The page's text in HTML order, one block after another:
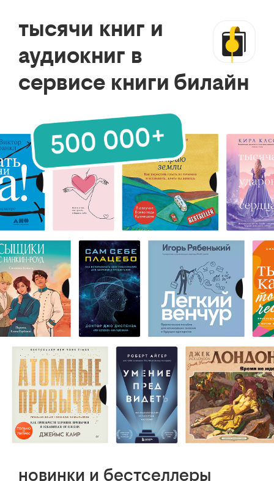
тысячи книг и
аудиокниг в
сервисе книги билайн
новинки и бестселлеры